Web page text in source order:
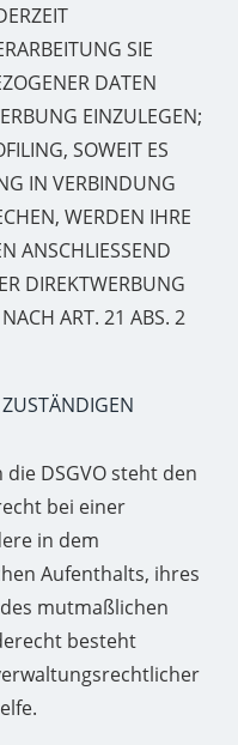
SIE
DATEN
EINZULEGEN;
SOWEIT ES
IN VERBINDUNG
WERDEN IHRE
ANSCHLIESSEND
DIREKTWERBUNG
ART. 21 ABS. 2
DSGVO steht den
bei einer
in dem
Aufenthalts, ihres
mutmaßlichen
besteht